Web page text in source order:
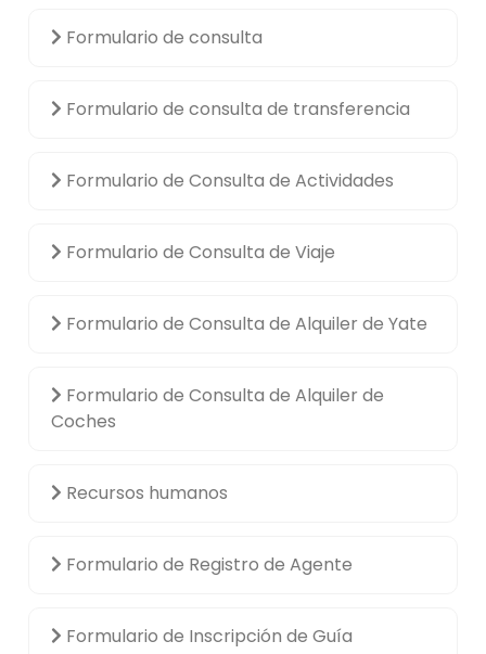
Formulario de consulta
Formulario de consulta de transferencia
Formulario de Consulta de Actividades
Formulario de Consulta de Viaje
Formulario de Consulta de Alquiler de Yate
Formulario de Consulta de Alquiler de
Coches
Recursos humanos
Formulario de Registro de Agente
Formulario de Inscripción de Guía